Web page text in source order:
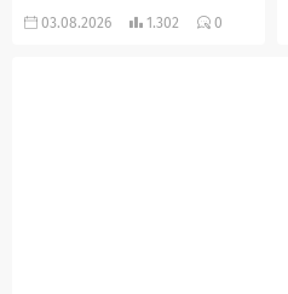
çıkarak devrilen traktörün
03.08.2026 1.302 0